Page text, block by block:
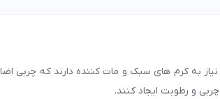
به کرم های سبک و مات کننده دارند که چربی
و رطوبت ایجاد کنند.